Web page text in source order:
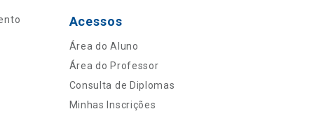
Acessos
Área do Aluno
Área do Professor
Consulta de Diplomas
Minhas Inscrições